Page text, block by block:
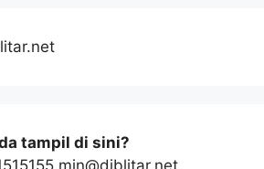
tampil di sini?
min@diblitar.net